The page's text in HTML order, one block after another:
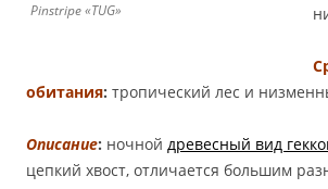
Pinstripe «TUG»
обитания: тропический лес и
Описание: ночной древесный вид
цепкий хвост, отличается большим